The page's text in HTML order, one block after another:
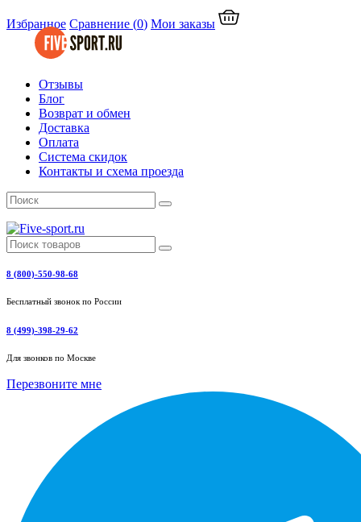
Избранное Сравнение (0) Мои заказы
Отзывы
Блог
Возврат и обмен
Доставка
Оплата
Система скидок
Контакты и схема проезда
8 (800)-550-98-68
Бесплатный звонок по России
8 (499)-398-29-62
Для звонков по Москве
Перезвоните мне